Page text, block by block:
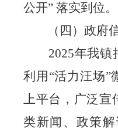
公开” 落实到位。
（四）政府
2025年我镇
利用 “活力汪场”
上平台，广泛宣
类新闻 、 政策